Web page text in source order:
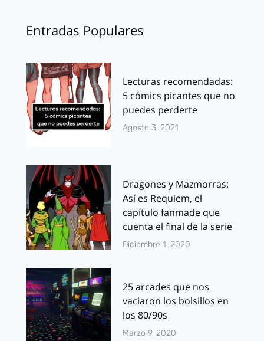
Entradas Populares
Lecturas recomendadas:
5 cómics picantes que no
puedes perderte
Agosto 3, 2021
Dragones y Mazmorras:
Así es Requiem, el
capítulo fanmade que
cuenta el final de la serie
Diciembre 1, 2020
25 arcades que nos
vaciaron los bolsillos en
los 80/90s
Marzo 9, 2020